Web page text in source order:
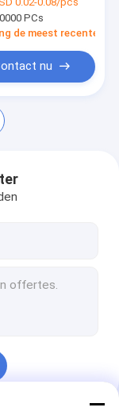
Zakken
Verpakking
PCs
de meest recente
nu